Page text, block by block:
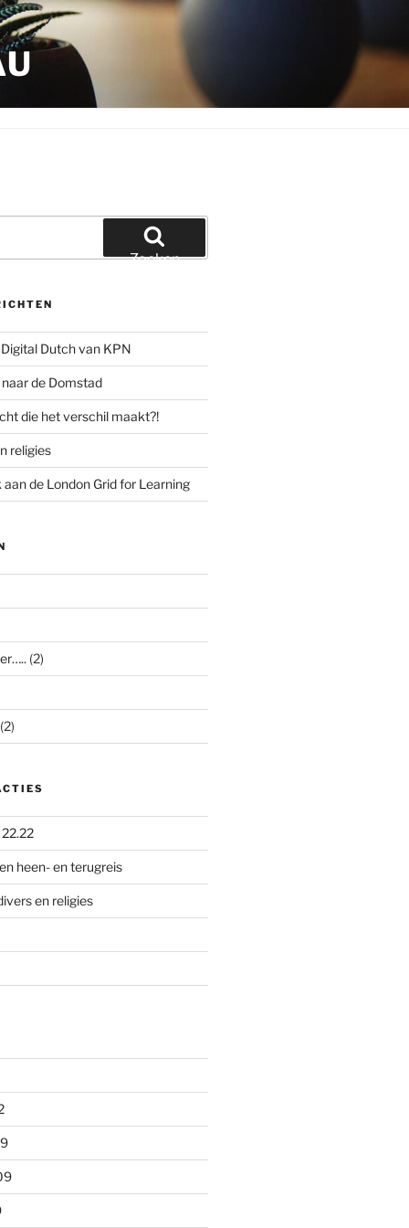
Zoeken
Dutch van KPN
de Domstad
die het verschil maakt?!
religies
de London Grid for Learning
(2)
22.22
heen- en terugreis
en religies